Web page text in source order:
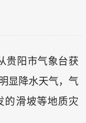
贵阳市气象台获
显降水天气，气
的滑坡等地质灾